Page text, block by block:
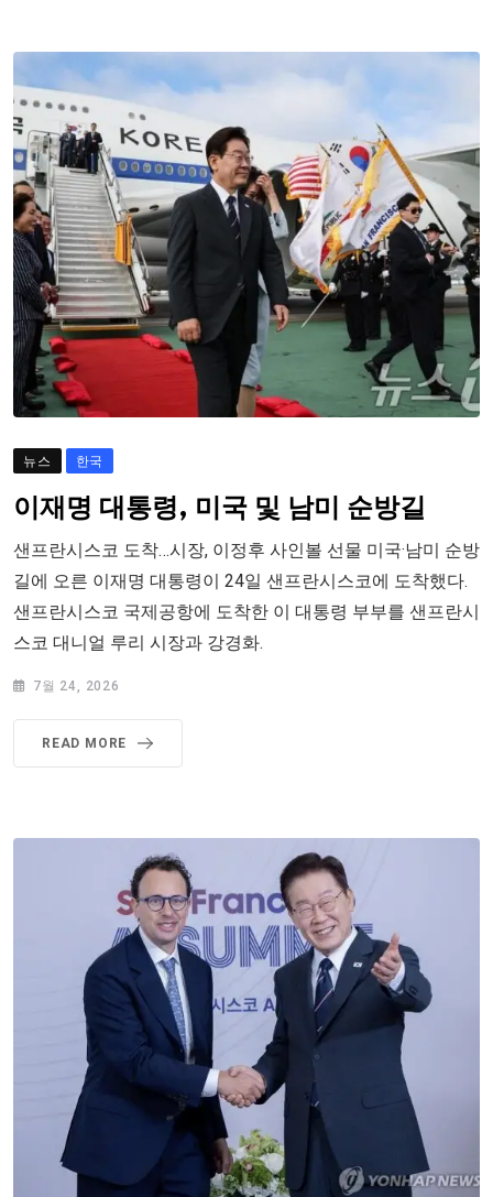
뉴스 한국
이재명 대통령, 미국 및 남미 순방길
샌프란시스코 도착…시장, 이정후 사인볼 선물 미국·남미 순방
길에 오른 이재명 대통령이 24일 샌프란시스코에 도착했다.
샌프란시스코 국제공항에 도착한 이 대통령 부부를 샌프란시
스코 대니얼 루리 시장과 강경화.
7월 24, 2026
READ MORE